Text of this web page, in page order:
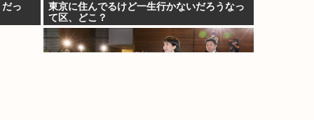
っ
東京に住んでるけど一生行かないだろうなっ
て区、どこ？